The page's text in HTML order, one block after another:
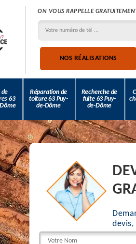
ON VOUS RAPPELLE
NOS RÉALISATIONS
de
63
Réparation de
toiture 63 Puy-
de-Dôme
Recherche de
fuite 63 Puy-
de-Dôme